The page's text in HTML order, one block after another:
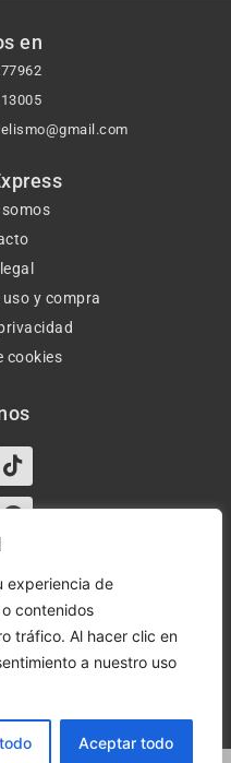
experiencia de
contenidos
tráfico. Al hacer clic en
a nuestro uso
Aceptar todo
en
y compra
cookies
Tiktok
Facebook
y 17:00-20:00 – Sáb de
© Todos los derechos